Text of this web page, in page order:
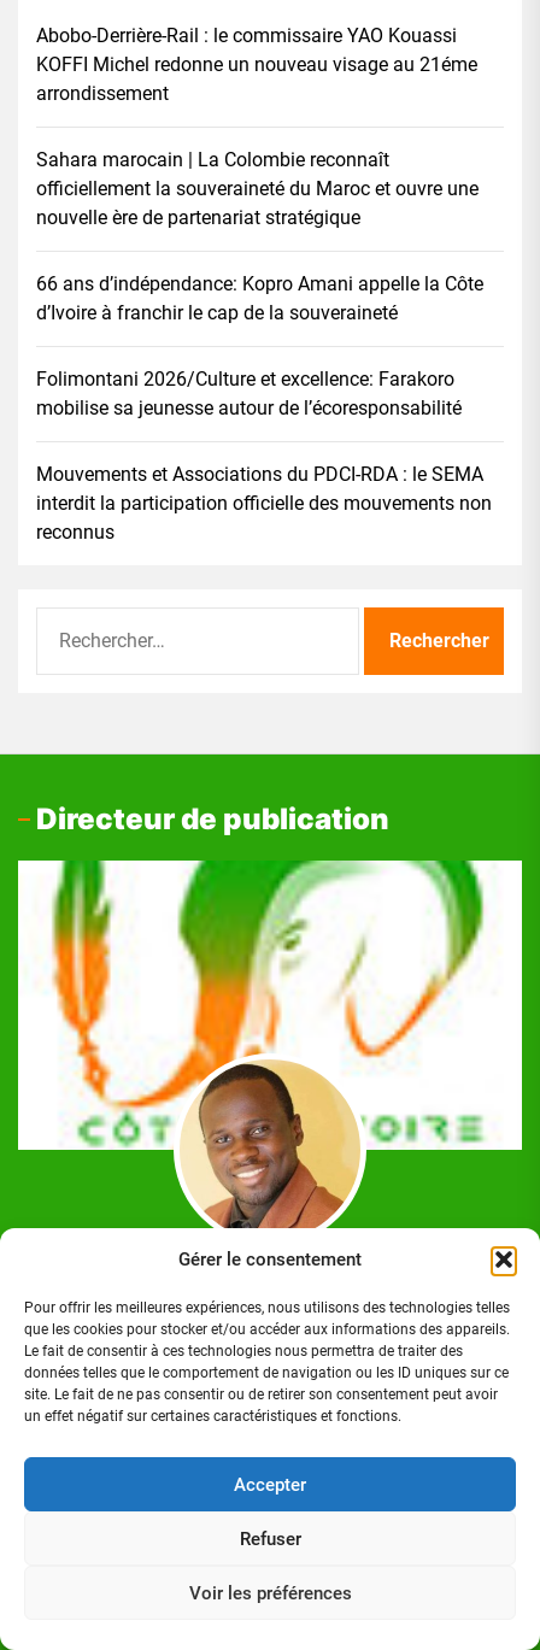
Gérer le consentement
Pour offrir les meilleures expériences, nous utilisons des technologies telles
que les cookies pour stocker et/ou accéder aux informations des appareils.
Le fait de consentir à ces technologies nous permettra de traiter des
données telles que le comportement de navigation ou les ID uniques sur ce
site. Le fait de ne pas consentir ou de retirer son consentement peut avoir
un effet négatif sur certaines caractéristiques et fonctions.
Accepter
Refuser
Voir les préférences
Abobo-Derrière-Rail : le commissaire YAO Kouassi
KOFFI Michel redonne un nouveau visage au 21éme
arrondissement
Sahara marocain | La Colombie reconnaît
officiellement la souveraineté du Maroc et ouvre une
nouvelle ère de partenariat stratégique
66 ans d’indépendance: Kopro Amani appelle la Côte
d’Ivoire à franchir le cap de la souveraineté
Folimontani 2026/Culture et excellence: Farakoro
mobilise sa jeunesse autour de l’écoresponsabilité
Mouvements et Associations du PDCI-RDA : le SEMA
interdit la participation officielle des mouvements non
reconnus
Directeur de publication
Josué Koffi
Josué Koffi est un Journaliste Professionnel Ivoirien,
titulaire d'un Master en communication option Journalisme
à l'Institut Polytechnique des Sciences et Techniques de la
Communication (ISTC-P), à Abidjan/Cocody. Homme de
médias.